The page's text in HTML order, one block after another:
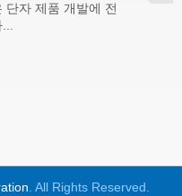
단자 제품 개발에 전
...
. All Rights Reserved.